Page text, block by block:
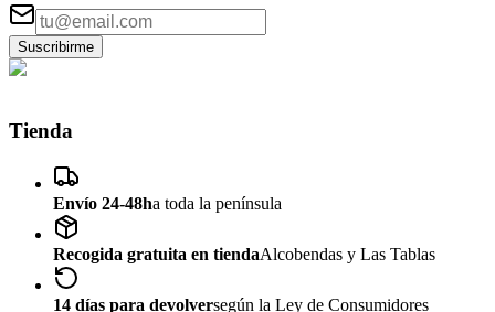
Suscribirme
Tienda
Envío 24-48ha toda la península
Recogida gratuita en tiendaAlcobendas y Las Tablas
14 días para devolversegún la Ley de Consumidores